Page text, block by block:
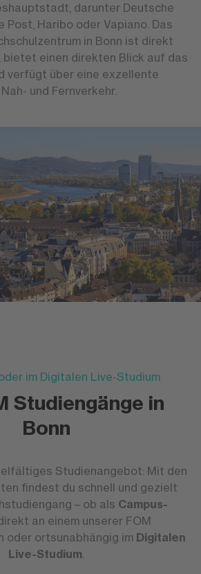
darunter Deutsche
Post, Haribo oder Vapiano. Das
in Bonn ist direkt
bietet einen direkten Blick auf das
verfügt über eine exzellente
und Fernverkehr.
im Digitalen Live-Studium
Studiengänge in
Bonn
Studienangebot: Mit den
findest du schnell und gezielt
– ob als Campus-
an einem unserer FOM
oder ortsunabhängig im Digitalen
Live-Studium